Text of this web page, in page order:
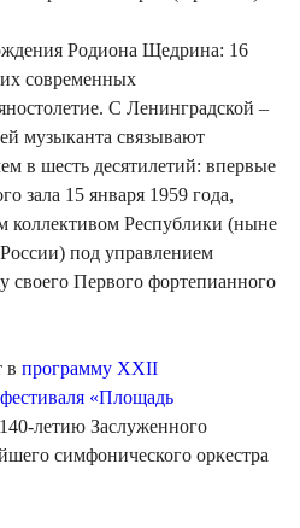
Родиона Щедрина: 16
современных
С Ленинградской –
музыканта связывают
в шесть десятилетий: впервые
зала 15 января 1959 года,
коллективом Республики (ныне
под управлением
своего Первого фортепианного
в программу XXII
«Площадь
летию Заслуженного
симфонического оркестра